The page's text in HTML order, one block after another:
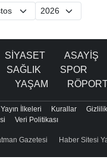
SİYASET ASAYİŞ
SAĞLIK
SPOR
YAŞAM
Gazetesi Haber Sitesi
Yayın İlkeleri Kurallar
Gizlilik
Veri Politikası